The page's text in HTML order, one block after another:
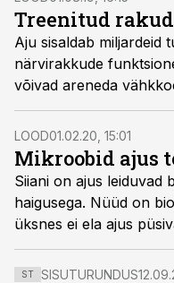
Treenitud
Aju sisaldab miljardeid
närvirakkude
võivad areneda
saanud võimas relv
LOOD01.02.20, 15:01
Mikroobid ajus
Siiani on ajus leiduvad
haigusega. Nüüd on
üksnes ei ela ajus
psüühilisi vaevusi,
parandada meeleolu.
ST SISUTURUNDUS